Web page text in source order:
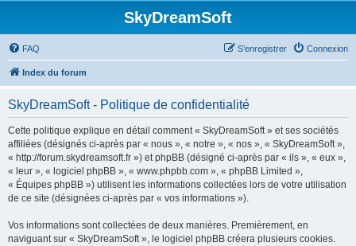
SkyDreamSoft
FAQ Connexion
S’enregistrer
Index du forum
SkyDreamSoft - Politique de confidentialité
Cette politique explique en détail comment « SkyDreamSoft » et ses sociétés
affiliées (désignés ci-après par « nous », « notre », « nos », « SkyDreamSoft »,
« http://forum.skydreamsoft.fr ») et phpBB (désigné ci-après par « ils », « eux »,
« leur », « logiciel phpBB », « www.phpbb.com », « phpBB Limited »,
« Équipes phpBB ») utilisent les informations collectées lors de votre utilisation
de ce site (désignées ci-après par « vos informations »).
Vos informations sont collectées de deux manières. Premièrement, en
naviguant sur « SkyDreamSoft », le logiciel phpBB créera plusieurs cookies.